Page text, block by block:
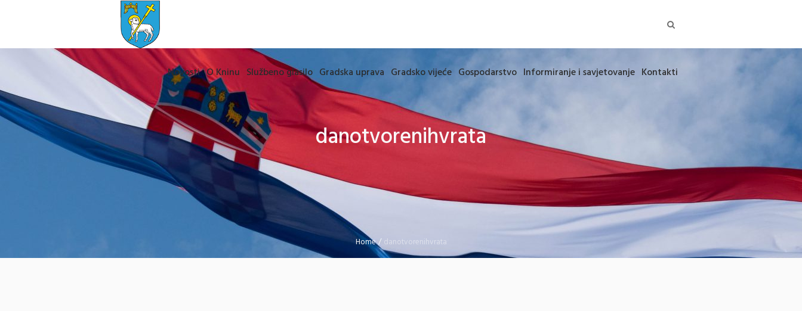
Novosti O Kninu Službeno glasilo Gradska uprava Gradsko vijeće Gospodarstvo Informiranje i savjetovanje Kontakti
danotvorenihvrata
Home/danotvorenihvrata